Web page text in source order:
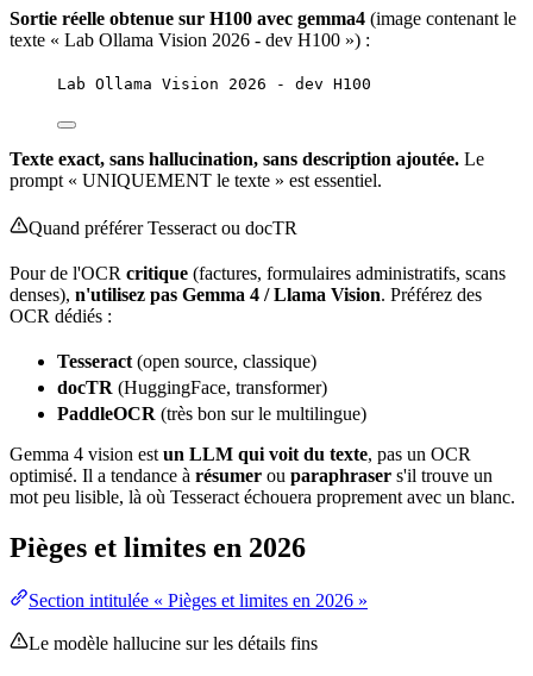
Sortie réelle obtenue sur H100 avec gemma4 (image contenant le
texte « Lab Ollama Vision 2026 - dev H100 ») :
Lab Ollama Vision 2026 - dev H100
Texte exact, sans hallucination, sans description ajoutée. Le
prompt « UNIQUEMENT le texte » est essentiel.
Quand préférer Tesseract ou docTR
Pour de l'OCR critique (factures, formulaires administratifs, scans
denses), n'utilisez pas Gemma 4 / Llama Vision. Préférez des
OCR dédiés :
Tesseract (open source, classique)
docTR (HuggingFace, transformer)
PaddleOCR (très bon sur le multilingue)
Gemma 4 vision est un LLM qui voit du texte, pas un OCR
optimisé. Il a tendance à résumer ou paraphraser s'il trouve un
mot peu lisible, là où Tesseract échouera proprement avec un blanc.
Pièges et limites en 2026
Section intitulée « Pièges et limites en 2026 »
Le modèle hallucine sur les détails fins